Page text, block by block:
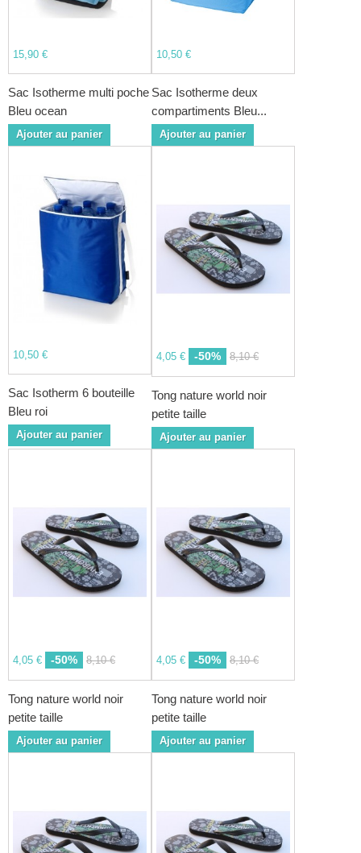
15,90 €
Sac Isotherme multi poche
Bleu ocean
Ajouter au panier
10,50 €
Sac Isotherme deux
compartiments Bleu...
Ajouter au panier
10,50 €
Sac Isotherm 6 bouteille
Bleu roi
Ajouter au panier
4,05 € -50% 8,10 €
Tong nature world noir
petite taille
Ajouter au panier
4,05 € -50% 8,10 €
Tong nature world noir
petite taille
Ajouter au panier
4,05 € -50% 8,10 €
Tong nature world noir
petite taille
Ajouter au panier